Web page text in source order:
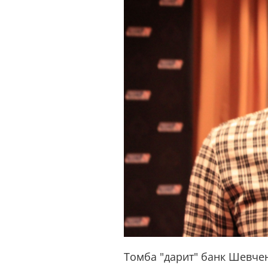
Томба "дарит" банк